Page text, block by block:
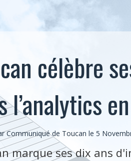
célèbre
l’analytics
Communiqué de Toucan le 5
marque ses dix ans